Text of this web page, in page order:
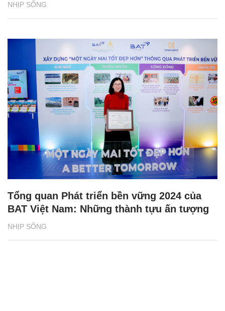
NHỊP SỐNG
NHỊP SỐNG
Tổng quan Phát triển bền vững 2024 của
BAT Việt Nam: Những thành tựu ấn tượng